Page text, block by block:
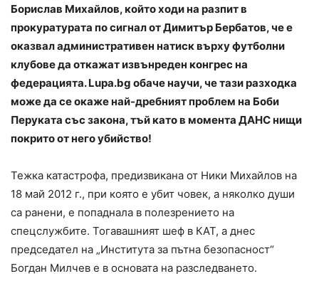
Борислав Михайлов, който ходи на разпит в
прокуратурата по сигнал от Димитър Бербатов, че е
оказвал административен натиск върху футболни
клубове да откажат извънреден конгрес на
федерацията. Lupa.bg обаче научи, че тази разходка
може да се окаже най-дребният проблем на Боби
Перуката със закона, тъй като в момента ДАНС нищи
покрито от него убийство!
Тежка катастрофа, предизвикана от Ники Михайлов на
18 май 2012 г., при която е убит човек, а няколко души
са ранени, е попаднала в полезрението на
спецслужбите. Тогавашният шеф в КАТ, а днес
председател на „Института за пътна безопасност“
Богдан Милчев е в основата на разследването.